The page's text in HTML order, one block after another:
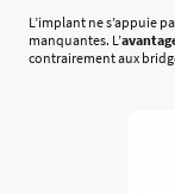
L’implant ne s’appuie
manquantes. L’
contrairement aux